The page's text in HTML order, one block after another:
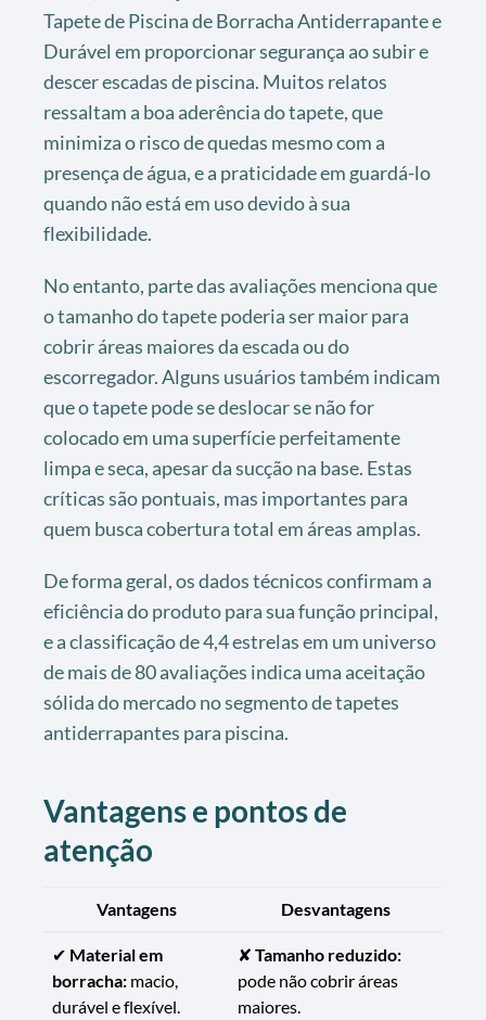
Tapete de Piscina de Borracha Antiderrapante e
Durável em proporcionar segurança ao subir e
descer escadas de piscina. Muitos relatos
ressaltam a boa aderência do tapete, que
minimiza o risco de quedas mesmo com a
presença de água, e a praticidade em guardá-lo
quando não está em uso devido à sua
flexibilidade.
No entanto, parte das avaliações menciona que
o tamanho do tapete poderia ser maior para
cobrir áreas maiores da escada ou do
escorregador. Alguns usuários também indicam
que o tapete pode se deslocar se não for
colocado em uma superfície perfeitamente
limpa e seca, apesar da sucção na base. Estas
críticas são pontuais, mas importantes para
quem busca cobertura total em áreas amplas.
De forma geral, os dados técnicos confirmam a
eficiência do produto para sua função principal,
e a classificação de 4,4 estrelas em um universo
de mais de 80 avaliações indica uma aceitação
sólida do mercado no segmento de tapetes
antiderrapantes para piscina.
Vantagens e pontos de
atenção
Vantagens Desvantagens
✔ Material em
borracha: macio,
durável e flexível.
✘ Tamanho reduzido:
pode não cobrir áreas
maiores.